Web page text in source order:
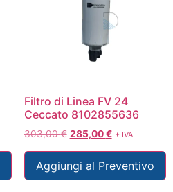
Filtro di Linea FV 24
Ceccato 8102855636
303,00€ 285,00€ + IVA
Aggiungi al Preventivo